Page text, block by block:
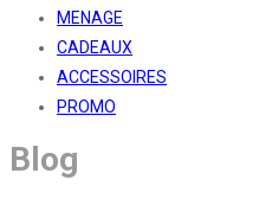
MENAGE
CADEAUX
ACCESSOIRES
PROMO
Blog